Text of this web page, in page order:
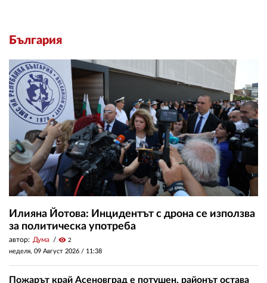
България
Илияна Йотова: Инцидентът с дрона се използва
за политическа употреба
автор: Дума visibility 2
неделя, 09 Август 2026 / 11:38
Пожарът край Асеновград е потушен, районът остава